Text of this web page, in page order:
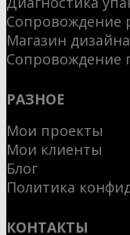
Сопровождение
Магазин дизайна
Сопровождение
РАЗНОЕ
Мои проекты
Мои клиенты
Блог
Политика
КОНТАКТЫ